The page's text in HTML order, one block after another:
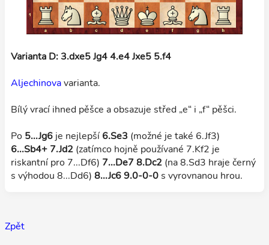
Varianta D: 3.dxe5 Jg4 4.e4 Jxe5 5.f4
Aljechinovavarianta.
Bílý vrací ihned pěšce a obsazuje střed „e“ i „f“ pěšci.
Po 5...Jg6 je nejlepší 6.Se3 (možné je také 6.Jf3)
6...Sb4+ 7.Jd2 (zatímco hojně používané 7.Kf2 je
riskantní pro 7...Df6) 7...De7 8.Dc2 (na 8.Sd3 hraje černý
s výhodou 8...Dd6) 8...Jc6 9.0-0-0s vyrovnanou hrou.
Zpět